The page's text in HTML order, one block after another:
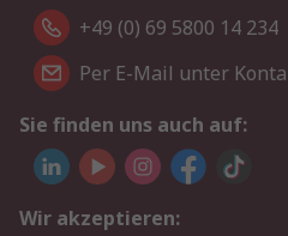
+49 (0) 69 5800 14 234
Per E-Mail unter
Sie finden uns auch auf:
Wir akzeptieren: